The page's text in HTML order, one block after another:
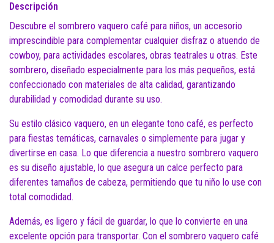
Descripción
Descubre el sombrero vaquero café para niños, un accesorio
imprescindible para complementar cualquier disfraz o atuendo de
cowboy, para actividades escolares, obras teatrales u otras. Este
sombrero, diseñado especialmente para los más pequeños, está
confeccionado con materiales de alta calidad, garantizando
durabilidad y comodidad durante su uso.
Su estilo clásico vaquero, en un elegante tono café, es perfecto
para fiestas temáticas, carnavales o simplemente para jugar y
divertirse en casa. Lo que diferencia a nuestro sombrero vaquero
es su diseño ajustable, lo que asegura un calce perfecto para
diferentes tamaños de cabeza, permitiendo que tu niño lo use con
total comodidad.
Además, es ligero y fácil de guardar, lo que lo convierte en una
excelente opción para transportar. Con el sombrero vaquero café